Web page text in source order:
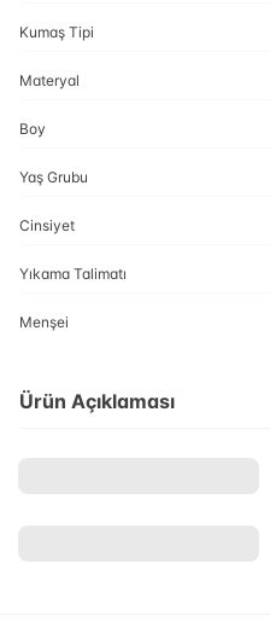
Kumaş Tipi
Materyal
Boy
Yaş Grubu
Cinsiyet
Yıkama Talimatı
Menşei
Ürün Açıklaması